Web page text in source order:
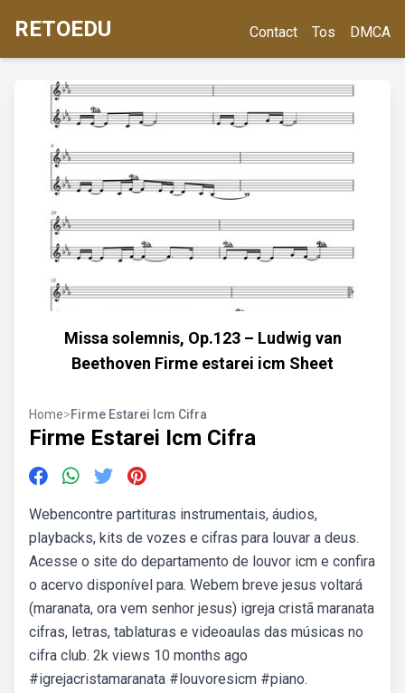
RETOEDU Contact Tos DMCA
Missa solemnis, Op.123 – Ludwig van
Beethoven Firme estarei icm Sheet
Home>Firme Estarei Icm Cifra
Firme Estarei Icm Cifra
Webencontre partituras instrumentais, áudios,
playbacks, kits de vozes e cifras para louvar a deus.
Acesse o site do departamento de louvor icm e confira
o acervo disponível para. Webem breve jesus voltará
(maranata, ora vem senhor jesus) igreja cristã maranata
cifras, letras, tablaturas e videoaulas das músicas no
cifra club. 2k views 10 months ago
#igrejacristamaranata #louvoresicm #piano.